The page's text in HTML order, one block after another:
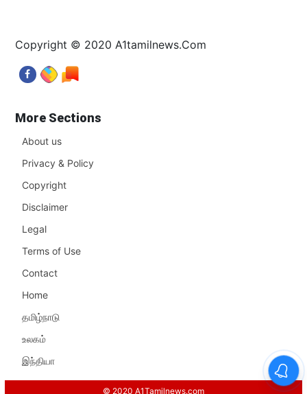
Copyright © 2020 A1tamilnews.Com
More Sections
About us
Privacy & Policy
Copyright
Disclaimer
Legal
Terms of Use
Contact
Home
தமிழ்நாடு
உலகம்
இந்தியா
© 2020 A1Tamilnews.com